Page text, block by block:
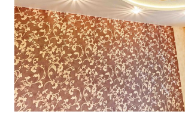
5
10м2 ≈4290руб.
Ориентировочная площадь Вашего
Подобрать исполнителя